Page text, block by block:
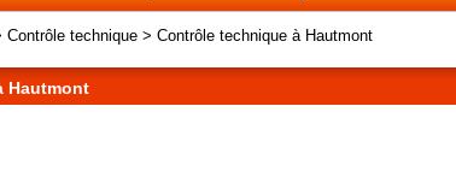
Contrôle technique > Contrôle technique à Hautmont
Hautmont